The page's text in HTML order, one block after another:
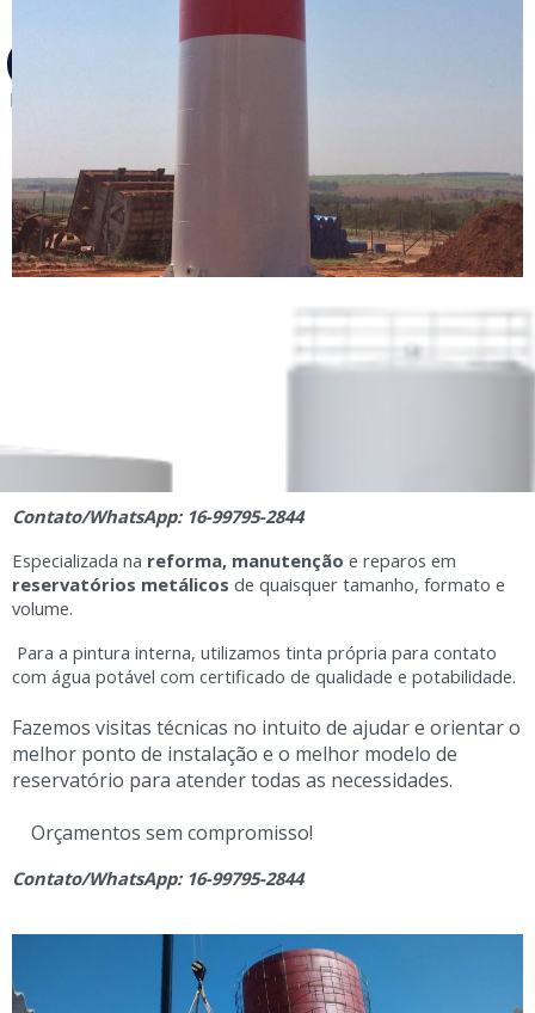
Contato/WhatsApp: 16-99795-2844
Especializada na reforma, manutenção e reparos em
reservatórios metálicos de quaisquer tamanho, formato e
volume.
Para a pintura interna, utilizamos tinta própria para contato
com água potável com certificado de qualidade e potabilidade.
Fazemos visitas técnicas no intuito de ajudar e orientar o
melhor ponto de instalação e o melhor modelo de
reservatório para atender todas as necessidades.
Orçamentos sem compromisso!
Contato/WhatsApp: 16-99795-2844